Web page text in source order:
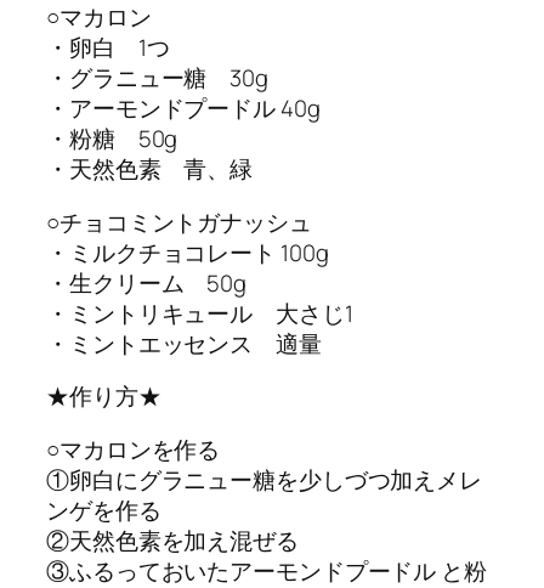
○マカロン
・卵白 1つ
・グラニュー糖 30g
・アーモンドプードル 40g
・粉糖 50g
・天然色素 青、緑
○チョコミントガナッシュ
・ミルクチョコレート 100g
・生クリーム 50g
・ミントリキュール 大さじ1
・ミントエッセンス 適量
★作り方★
○マカロンを作る
①卵白にグラニュー糖を少しづつ加えメレ
ンゲを作る
②天然色素を加え混ぜる
③ふるっておいたアーモンドプードル と粉